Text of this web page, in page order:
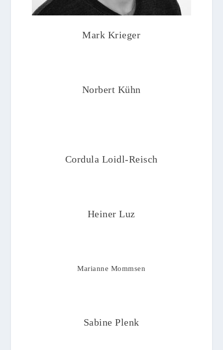
Mark Krieger
Norbert Kühn
Cordula Loidl-Reisch
Heiner Luz
Marianne Mommsen
Sabine Plenk